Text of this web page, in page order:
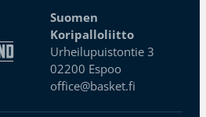
Suomen
Koripalloliitto
Urheilupuistontie 3
02200 Espoo
office@basket.fi